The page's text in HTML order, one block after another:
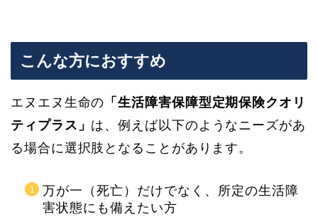
こんな方におすすめ
エヌエヌ生命の 「生活障害保障型定期保険クオリ
ティプラス」 は、例えば以下のようなニーズがあ
る場合に選択肢となることがあります。
万が一（死亡）だけでなく、所定の生活障
害状態にも備えたい方